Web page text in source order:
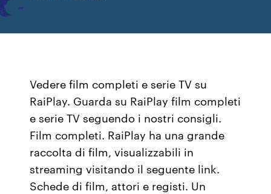
Vedere film completi e serie TV su
RaiPlay. Guarda su RaiPlay film completi
e serie TV seguendo i nostri consigli.
Film completi. RaiPlay ha una grande
raccolta di film, visualizzabili in
streaming visitando il seguente link.
Schede di film, attori e registi. Un